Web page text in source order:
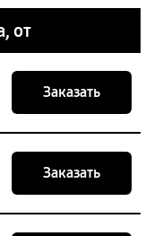
от
Заказать
Заказать